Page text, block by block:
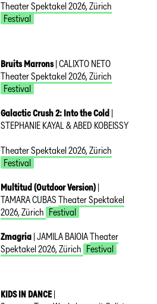
Theater Spektakel 2026,Zürich
Festival
Bruits Marrons |CALIXTO NETO
Theater Spektakel 2026,Zürich
Festival
Galactic Crush 2: Into the Cold |
STEPHANIE KAYAL & ABED KOBEISSY
Theater Spektakel 2026,Zürich
Festival
Multitud (Outdoor Version) |
TAMARA CUBAS Theater Spektakel
2026,Zürich Festival
Zmagria |JAMILA BAIOIATheater
Spektakel 2026,Zürich Festival
KIDS IN DANCE |